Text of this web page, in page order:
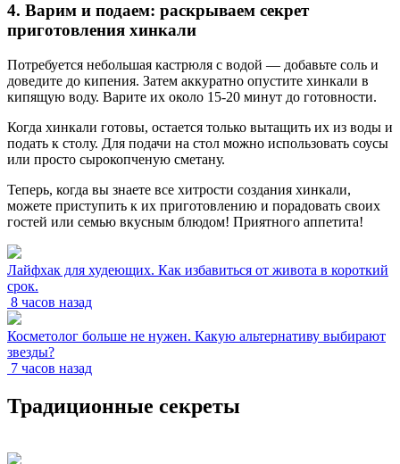
4. Варим и подаем: раскрываем секрет
приготовления хинкали
Потребуется небольшая кастрюля с водой — добавьте соль и
доведите до кипения. Затем аккуратно опустите хинкали в
кипящую воду. Варите их около 15-20 минут до готовности.
Когда хинкали готовы, остается только вытащить их из воды и
подать к столу. Для подачи на стол можно использовать соусы
или просто сырокопченую сметану.
Теперь, когда вы знаете все хитрости создания хинкали,
можете приступить к их приготовлению и порадовать своих
гостей или семью вкусным блюдом! Приятного аппетита!
Лайфхак для худеющих. Как избавиться от живота в короткий
срок.
8 часов назад
Косметолог больше не нужен. Какую альтернативу выбирают
звезды?
7 часов назад
Традиционные секреты